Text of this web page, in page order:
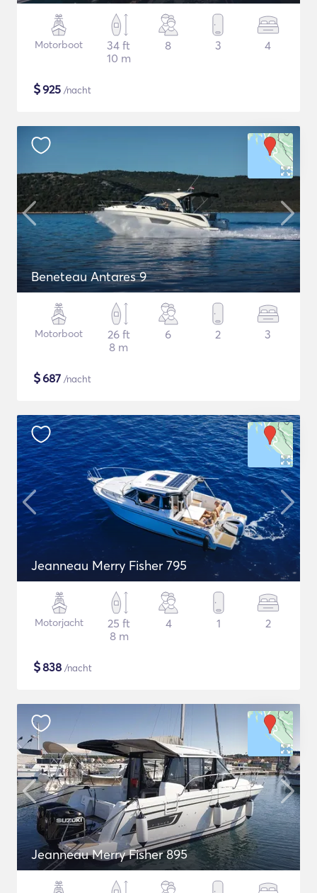
Motorboot
34 ft
10 m
8 3 4
$925 /nacht
Beneteau Antares 9
Motorboot
26 ft
8 m
6 2 3
$687 /nacht
Jeanneau Merry Fisher 795
Motorjacht
25 ft
8 m
4 1 2
$838 /nacht
Jeanneau Merry Fisher 895